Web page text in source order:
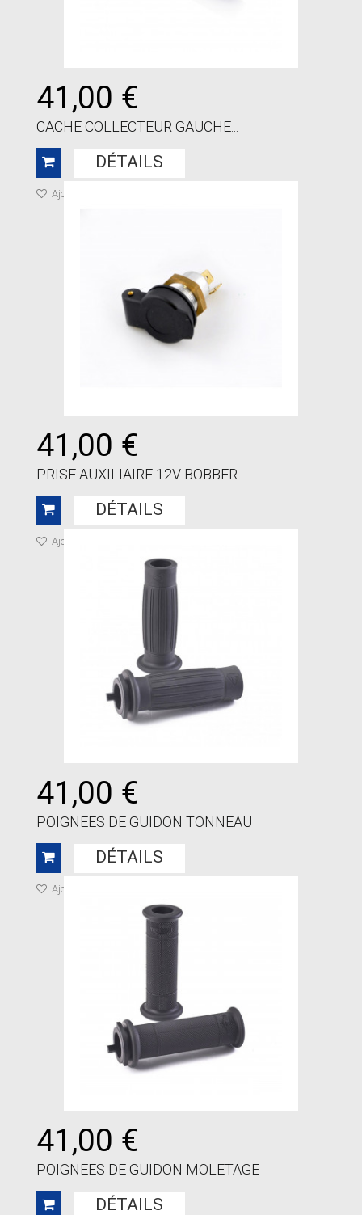
41,00 €
CACHE COLLECTEUR GAUCHE...
DÉTAILS
Ajouter à ma liste de cadeaux
41,00 €
PRISE AUXILIAIRE 12V BOBBER
DÉTAILS
Ajouter à ma liste de cadeaux
41,00 €
POIGNEES DE GUIDON TONNEAU
DÉTAILS
Ajouter à ma liste de cadeaux
41,00 €
POIGNEES DE GUIDON MOLETAGE
DÉTAILS